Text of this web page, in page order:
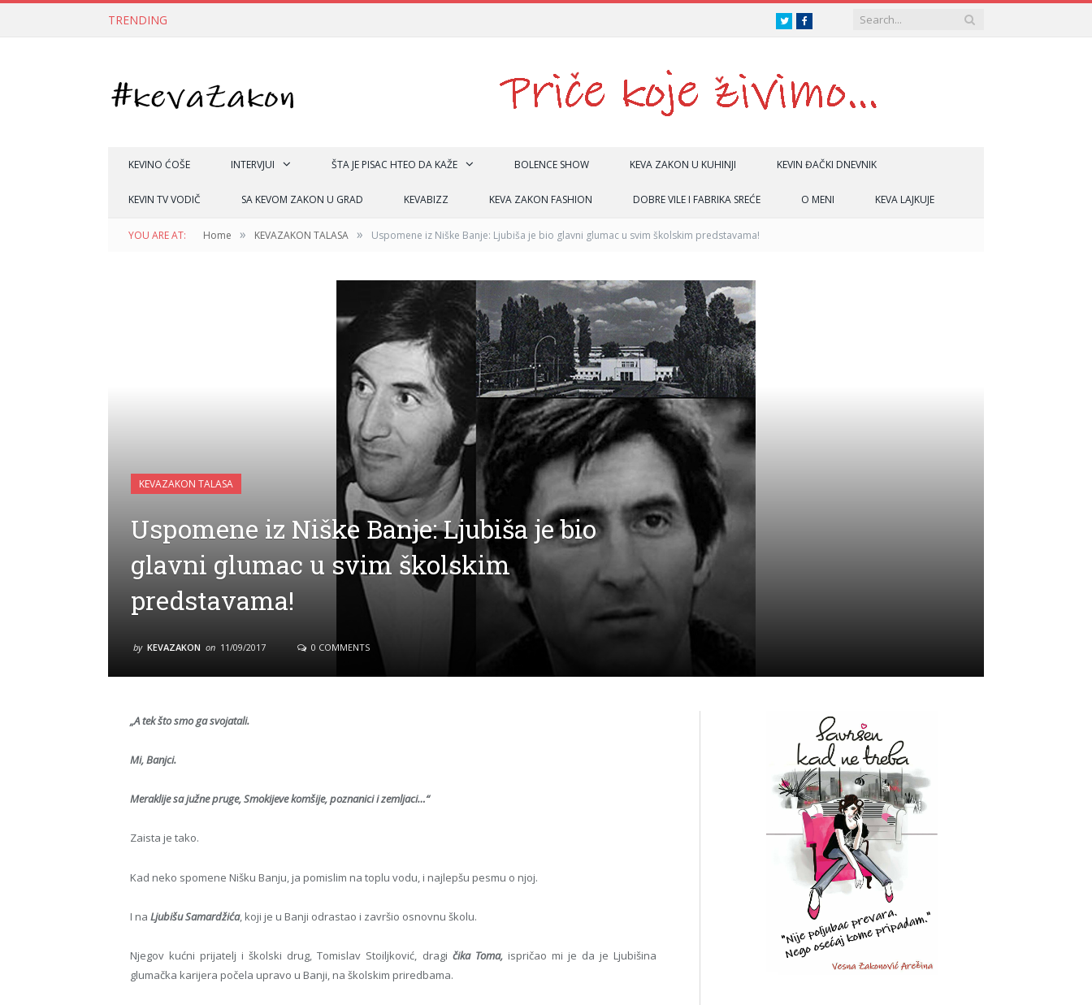
TRENDING TwitterFacebook
KEVINO ĆOŠE INTERVJUI ŠTA JE PISAC HTEO DA KAŽE BOLENCE SHOW KEVA ZAKON U KUHINJI KEVIN ĐAČKI DNEVNIK
KEVIN TV VODIČ SA KEVOM ZAKON U GRAD KEVABIZZ KEVA ZAKON FASHION DOBRE VILE I FABRIKA SREĆE O MENI KEVA LAJKUJE
YOU ARE AT: Home » KEVAZAKON TALASA » Uspomene iz Niške Banje: Ljubiša je bio glavni glumac u svim školskim predstavama!
KEVAZAKON TALASA
Uspomene iz Niške Banje: Ljubiša je bio
glavni glumac u svim školskim
predstavama!
by KEVAZAKON on 11/09/2017 0 COMMENTS
„A tek što smo ga svojatali.
Mi, Banjci.
Meraklije sa južne pruge, Smokijeve komšije, poznanici i zemljaci…“
Zaista je tako.
Kad neko spomene Nišku Banju, ja pomislim na toplu vodu, i najlepšu pesmu o njoj.
I naLjubišu Samardžića, koji je u Banji odrastao i završio osnovnu školu.
Njegov kućni prijatelj i školski drug, Tomislav Stoiljković, dragi čika Toma, ispričao mi je da je Ljubišina
glumačka karijera počela upravo u Banji, na školskim priredbama.